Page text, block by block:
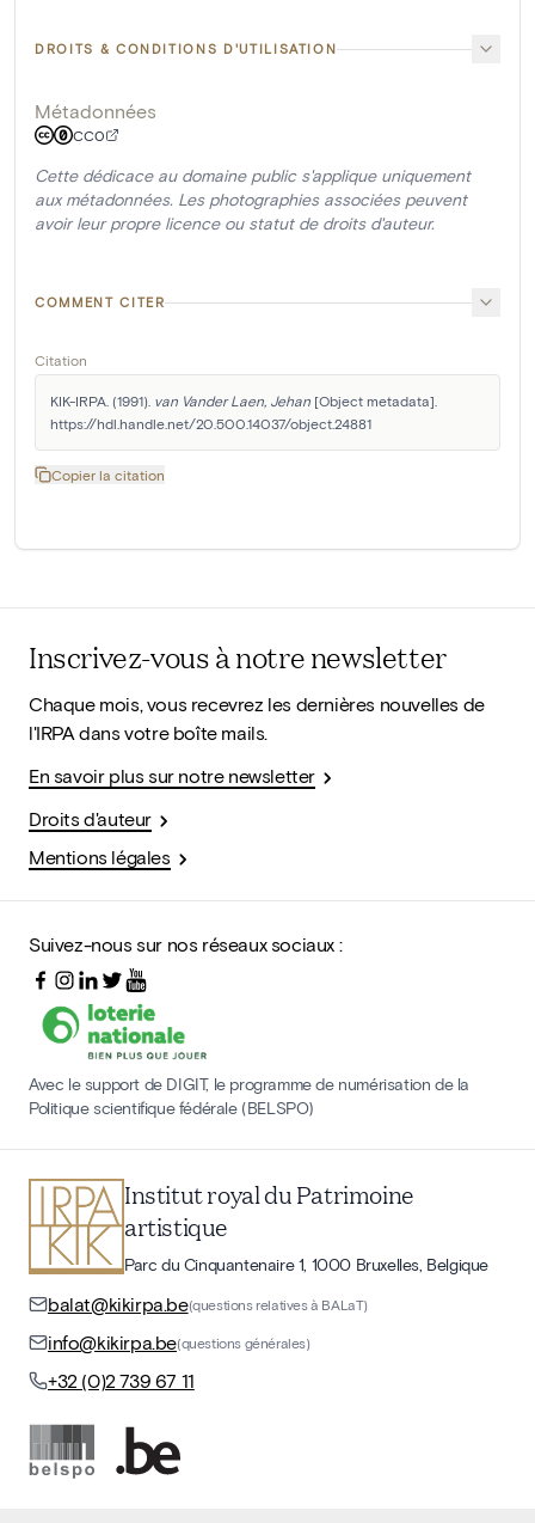
DROITS & CONDITIONS D'UTILISATION
Métadonnées
CC0
Cette dédicace au domaine public s'applique uniquement
aux métadonnées. Les photographies associées peuvent
avoir leur propre licence ou statut de droits d'auteur.
COMMENT CITER
Citation
KIK-IRPA. (1991). van Vander Laen, Jehan [Object metadata].
https://hdl.handle.net/20.500.14037/object.24881
Copier la citation
Inscrivez-vous à notre newsletter
Chaque mois, vous recevrez les dernières nouvelles de
l'IRPA dans votre boîte mails.
En savoir plus sur notre newsletter
Droits d'auteur
Mentions légales
Suivez-nous sur nos réseaux sociaux :
Avec le support de DIGIT, le programme de numérisation de la
Politique scientifique fédérale (BELSPO)
Institut royal du Patrimoine
artistique
Parc du Cinquantenaire 1, 1000 Bruxelles, Belgique
balat@kikirpa.be(questions relatives à BALaT)
info@kikirpa.be(questions générales)
+32 (0)2 739 67 11